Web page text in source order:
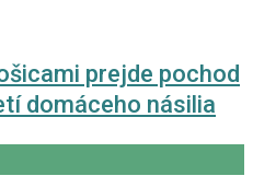
prejde pochod
domáceho násilia